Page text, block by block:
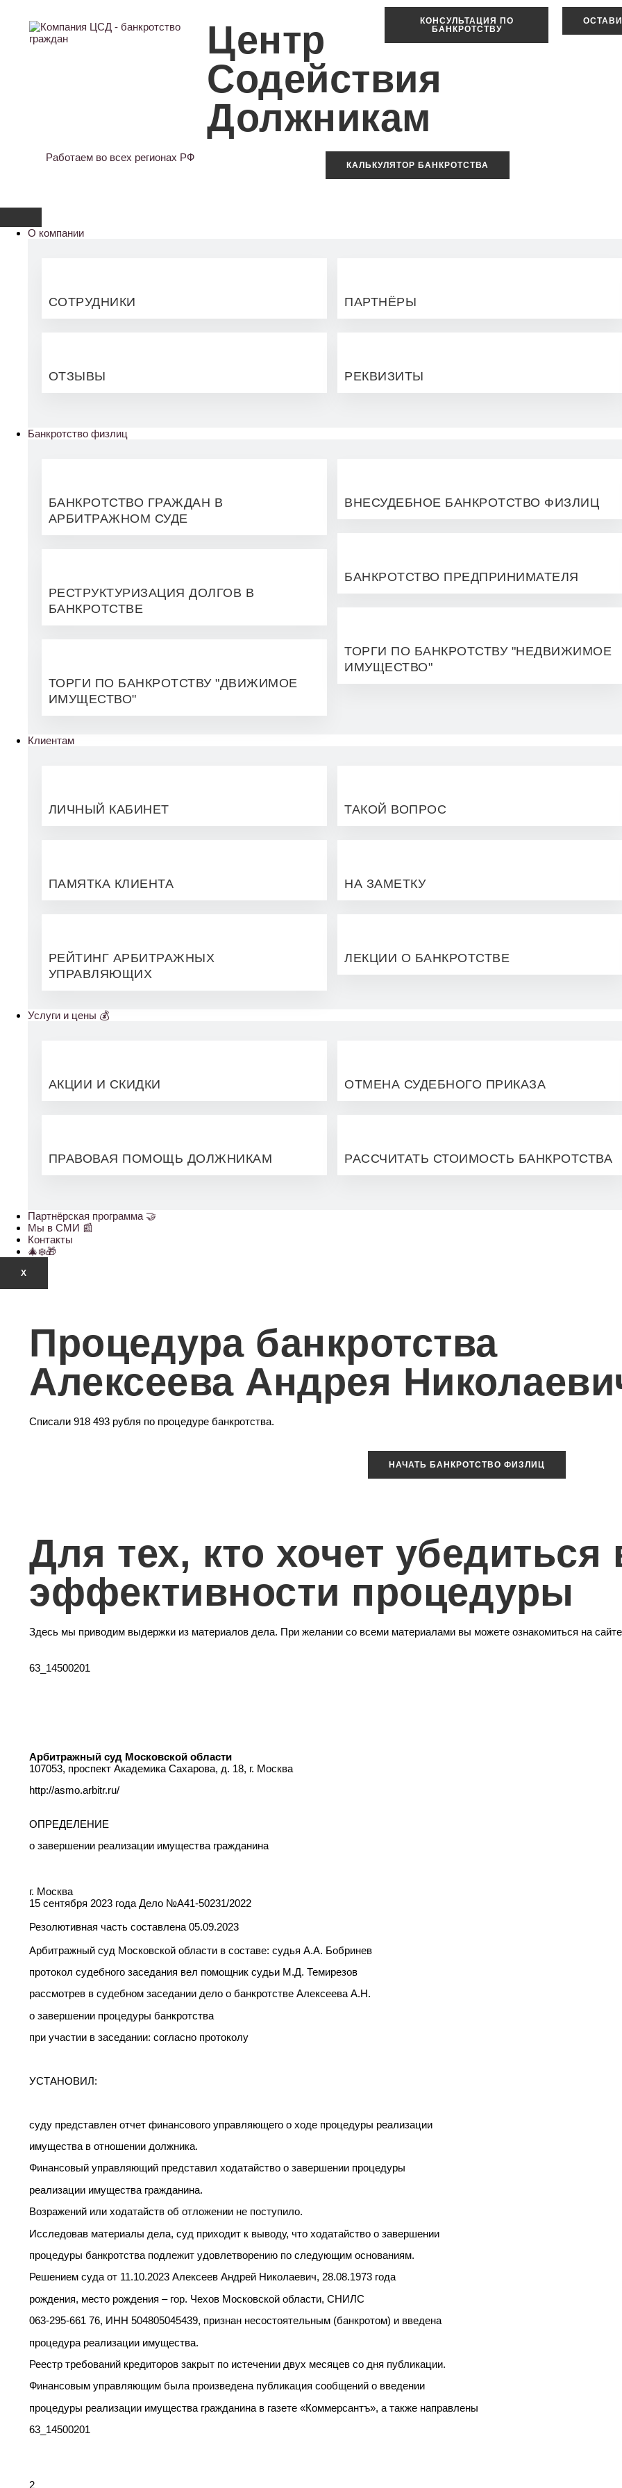
Центр
Содействия
Должникам
КОНСУЛЬТАЦИЯ ПО
БАНКРОТСТВУ
Работаем во всех регионах РФ
КАЛЬКУЛЯТОР БАНКРОТСТВА
О компании
СОТРУДНИКИ
ОТЗЫВЫ
ПАРТНЁРЫ
РЕКВИЗИТЫ
Банкротство физлиц
БАНКРОТСТВО ГРАЖДАН В
АРБИТРАЖНОМ СУДЕ
РЕСТРУКТУРИЗАЦИЯ ДОЛГОВ В
БАНКРОТСТВЕ
ТОРГИ ПО БАНКРОТСТВУ "ДВИЖИМОЕ
ИМУЩЕСТВО"
ВНЕСУДЕБНОЕ БАНКРОТСТВО ФИЗЛИЦ
БАНКРОТСТВО ПРЕДПРИНИМАТЕЛЯ
ТОРГИ ПО БАНКРОТСТВУ "НЕДВИЖИМОЕ
ИМУЩЕСТВО"
Клиентам
ЛИЧНЫЙ КАБИНЕТ
ПАМЯТКА КЛИЕНТА
РЕЙТИНГ АРБИТРАЖНЫХ
УПРАВЛЯЮЩИХ
ТАКОЙ ВОПРОС
НА ЗАМЕТКУ
ЛЕКЦИИ О БАНКРОТСТВЕ
Услуги и цены 💰
АКЦИИ И СКИДКИ
ПРАВОВАЯ ПОМОЩЬ ДОЛЖНИКАМ
ОТМЕНА СУДЕБНОГО ПРИКАЗА
РАССЧИТАТЬ СТОИМОСТЬ БАНКРОТСТВА
Партнёрская программа 🤝
Мы в СМИ 📰
Контакты
🎄❄️🎁
X
Процедура банкротства
Алексеева Андрея
Списали 918 493 рубля по процедуре банкротства.
НАЧАТЬ БАНКРОТСТВО ФИЗЛИЦ
Для тех, кто хочет убедиться
эффективности процедуры
Здесь мы приводим выдержки из материалов дела. При желании со всеми материалами вы можете ознакомиться на
63_14500201
Арбитражный суд Московской области
107053, проспект Академика Сахарова, д. 18, г. Москва
http://asmo.arbitr.ru/
ОПРЕДЕЛЕНИЕ
о завершении реализации имущества гражданина
г. Москва
15 сентября 2023 года Дело №А41-50231/2022
Резолютивная часть составлена 05.09.2023
Арбитражный суд Московской области в составе: судья А.А. Бобринев
протокол судебного заседания вел помощник судьи М.Д. Темирезов
рассмотрев в судебном заседании дело о банкротстве Алексеева А.Н.
о завершении процедуры банкротства
при участии в заседании: согласно протоколу
УСТАНОВИЛ:
суду представлен отчет финансового управляющего о ходе процедуры реализации
имущества в отношении должника.
Финансовый управляющий представил ходатайство о завершении процедуры
реализации имущества гражданина.
Возражений или ходатайств об отложении не поступило.
Исследовав материалы дела, суд приходит к выводу, что ходатайство о завершении
процедуры банкротства подлежит удовлетворению по следующим основаниям.
Решением суда от 11.10.2023 Алексеев Андрей Николаевич, 28.08.1973 года
рождения, место рождения – гор. Чехов Московской области, СНИЛС
063-295-661 76, ИНН 504805045439, признан несостоятельным (банкротом) и введена
процедура реализации имущества.
Реестр требований кредиторов закрыт по истечении двух месяцев со дня публикации.
Финансовым управляющим была произведена публикация сообщений о введении
процедуры реализации имущества гражданина в газете «Коммерсантъ», а также направлены
63_14500201
2